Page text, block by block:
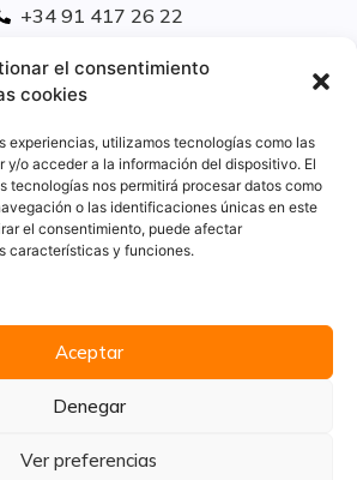
el consentimiento
cookies
experiencias, utilizamos tecnologías como las
y/o acceder a la información del dispositivo. El
tecnologías nos permitirá procesar datos como
o las identificaciones únicas en este
el consentimiento, puede afectar
características y funciones.
Aceptar
Denegar
Ver preferencias
+34 91 417 26 22
linkedIn
Aviso Legal
Privacidad
Cookies